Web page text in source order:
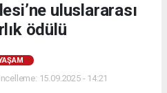
uluslararası
ödülü
15.09.2025 - 14:21